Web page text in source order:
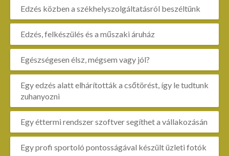
Edzés közben a székhelyszolgáltatásról beszéltünk
Edzés, felkészülés és a műszaki áruház
Egészségesen élsz, mégsem vagy jól?
Egy edzés alatt elhárították a csőtörést, így le tudtunk
zuhanyozni
Egy éttermi rendszer szoftver segíthet a vállakozásán
Egy profi sportoló pontosságával készült üzleti fotók